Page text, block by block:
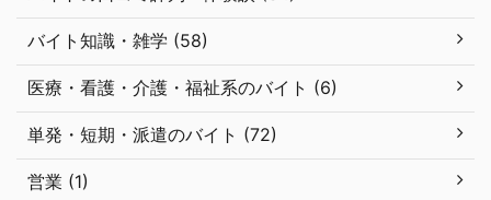
バイト知識・雑学 (58)
医療・看護・介護・福祉系のバイト (6)
単発・短期・派遣のバイト (72)
営業 (1)